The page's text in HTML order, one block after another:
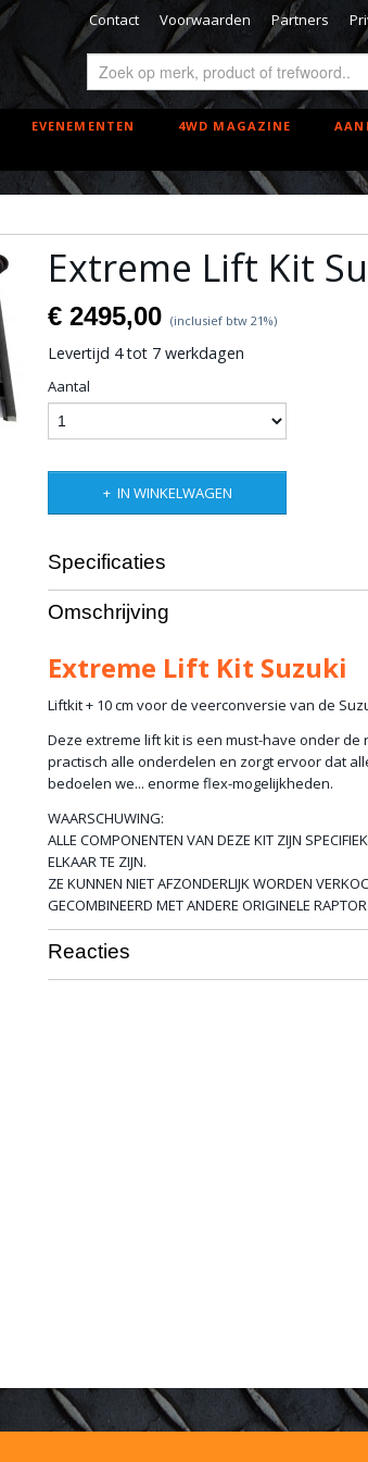
Contact Voorwaarden Partners
EVENEMENTEN 4WD MAGAZINE
Extreme Lift Kit
€ 2495,00 (inclusief btw 21%)
Levertijd 4 tot 7 werkdagen
Aantal
IN WINKELWAGEN
Specificaties
Bruto gewicht
Omschrijving
Extreme Lift Kit Suzuki
Liftkit + 10 cm voor de veerconversie van de
Deze extreme lift kit is een must-have onder
practisch alle onderdelen en zorgt ervoor dat
bedoelen we... enorme flex-mogelijkheden.
WAARSCHUWING:
ALLE COMPONENTEN VAN DEZE KIT ZIJN
ELKAAR TE ZIJN.
ZE KUNNEN NIET AFZONDERLIJK WORDEN
GECOMBINEERD MET ANDERE ORIGINELE
Reacties